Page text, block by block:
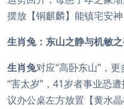
摆放【铜麒麟】能镇宅安
生肖兔：东山之静与机敏
生肖兔对应“高卧东山”，
“害太岁”，41岁者事业恐
议办公桌左方放置【黄水